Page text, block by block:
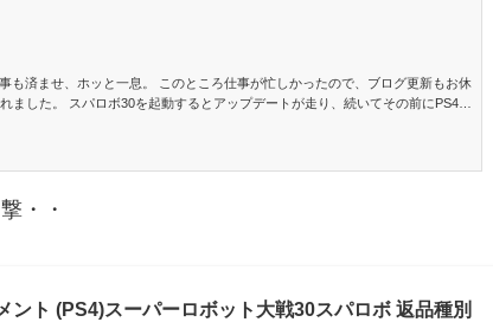
も済ませ、ホッと一息。 このところ仕事が忙しかったので、ブログ更新もお休
ました。 スパロボ30を起動するとアップデートが走り、続いてその前にPS4自
・・
ント (PS4)スーパーロボット大戦30スパロボ 返品種別